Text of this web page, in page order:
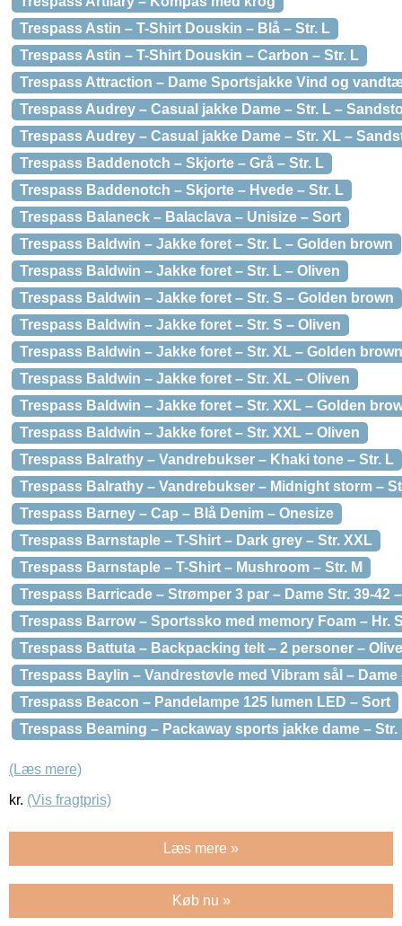
Trespass Astin – T-Shirt Douskin – Blå – Str. L
Trespass Astin – T-Shirt Douskin – Carbon – Str. L
Trespass Attraction – Dame Sportsjakke Vind og
Trespass Audrey – Casual jakke Dame – Str. L –
Trespass Audrey – Casual jakke Dame – Str. XL –
Trespass Baddenotch – Skjorte – Grå – Str. L
Trespass Baddenotch – Skjorte – Hvede – Str. L
Trespass Balaneck – Balaclava – Unisize – Sort
Trespass Baldwin – Jakke foret – Str. L – Golden brown
Trespass Baldwin – Jakke foret – Str. L – Oliven
Trespass Baldwin – Jakke foret – Str. S – Golden brown
Trespass Baldwin – Jakke foret – Str. S – Oliven
Trespass Baldwin – Jakke foret – Str. XL – Golden brown
Trespass Baldwin – Jakke foret – Str. XL – Oliven
Trespass Baldwin – Jakke foret – Str. XXL – Golden
Trespass Baldwin – Jakke foret – Str. XXL – Oliven
Trespass Balrathy – Vandrebukser – Khaki tone – Str. L
Trespass Balrathy – Vandrebukser – Midnight storm –
Trespass Barney – Cap – Blå Denim – Onesize
Trespass Barnstaple – T-Shirt – Dark grey – Str. XXL
Trespass Barnstaple – T-Shirt – Mushroom – Str. M
Trespass Barricade – Strømper 3 par – Dame Str. 39-42
Trespass Barrow – Sportssko med memory Foam – Hr.
Trespass Battuta – Backpacking telt – 2 personer –
Trespass Baylin – Vandrestøvle med Vibram sål – Dame
Trespass Beacon – Pandelampe 125 lumen LED – Sort
Trespass Beaming – Packaway sports jakke dame – Str.
(Læs mere)
kr. (Vis fragtpris)
Læs mere »
Køb nu »